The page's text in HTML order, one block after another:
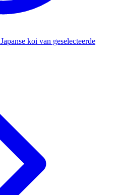
Japanse koi van geselecteerde